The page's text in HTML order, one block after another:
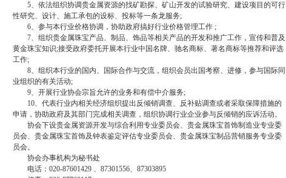
5、依法组织协调贵金属资源的找矿勘探、矿山开发的试验研究、建设项目的可行
性研究、设计、施工承包的设标、投标等一条龙服务;
6、参与本行业价格协调，协助政府搞好行业价格管理工作 ;
7、组织贵金属珠宝产品、制品、饰品等相关产品的开发和推广工作，宣传和普及
黄金珠宝知识;接受政府委托开展本行业中国名牌、驰名商标、著名商标等推荐和评选
工作;
8、组织本行业的国内、国际合作与交流，组织会员出国考察、进修，参与国际同
业组织的有关活动;
9、开展行业协会宗旨允许的业务和有偿中介服务;
10、代表行业内相关经济组织提出反倾销调查、反补贴调查或者采取保障措施的
申请，协助政府及其部门完成相关调查，组织协调行业企业参与反倾销的应诉活动。
协会下设贵金属资源开发与综合利用专业委员会、贵金属珠宝首饰制造业专业委
员会、贵金属珠宝首饰及钟表鉴定评估专业委员会、贵金属珠宝制品营销服务专业委
员会。
协会办事机构为秘书处
电话：020-87601429 、87301556、87303895